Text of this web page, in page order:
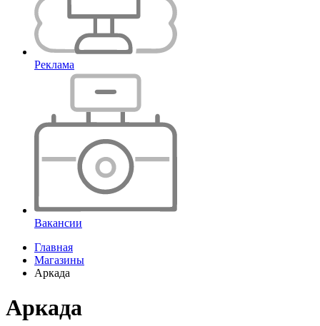
Реклама
Вакансии
Главная
Магазины
Аркада
Аркада